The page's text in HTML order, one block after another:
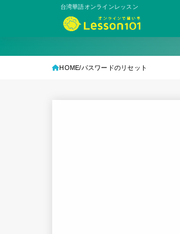
台湾華語オンラインレッスン
HOME パスワードのリセット